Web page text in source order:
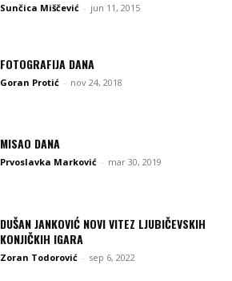
Sunčica Miščević - jun 11, 2015
FOTOGRAFIJA DANA
Goran Protić - nov 24, 2018
MISAO DANA
Prvoslavka Marković - mar 30, 2019
DUŠAN JANKOVIĆ NOVI VITEZ LJUBIČEVSKIH
KONJIČKIH IGARA
Zoran Todorović - sep 6, 2022